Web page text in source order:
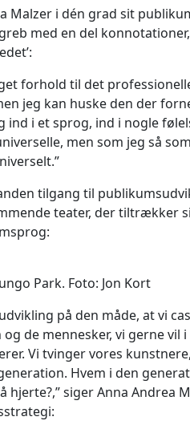
Malzer i dén grad sit
med en del
forhold til det
jeg kan huske den der
ind i et sprog, ind i nogle
men som jeg så
tilgang til
teater, der tiltrækker
Park. Foto: Jon Kort
på den måde, at vi
de mennesker, vi gerne vil
Vi tvinger vores
Hvem i den
hjerte?,” siger Anna Andrea